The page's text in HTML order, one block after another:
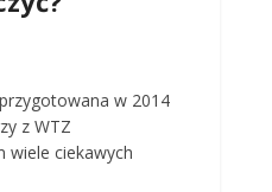
w 2014
z WTZ
wiele ciekawych